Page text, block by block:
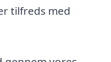
tilfreds med